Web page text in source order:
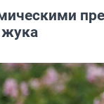
жука